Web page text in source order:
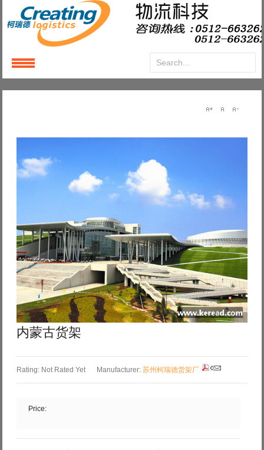
内蒙古货架
Rating: Not Rated Yet Manufacturer: 苏州柯瑞德货架厂
Price:
LoginorRegister
Password
Log in with Facebook
Forgot your password?
Forgot your username?